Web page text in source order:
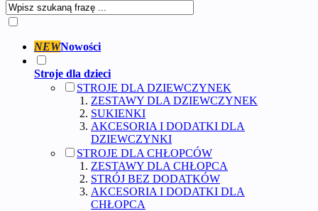
NEWNowości
Stroje dla dzieci
STROJE DLA DZIEWCZYNEK
ZESTAWY DLA DZIEWCZYNEK
SUKIENKI
AKCESORIA I DODATKI DLA
DZIEWCZYNKI
STROJE DLA CHŁOPCÓW
ZESTAWY DLA CHŁOPCA
STRÓJ BEZ DODATKÓW
AKCESORIA I DODATKI DLA
CHŁOPCA